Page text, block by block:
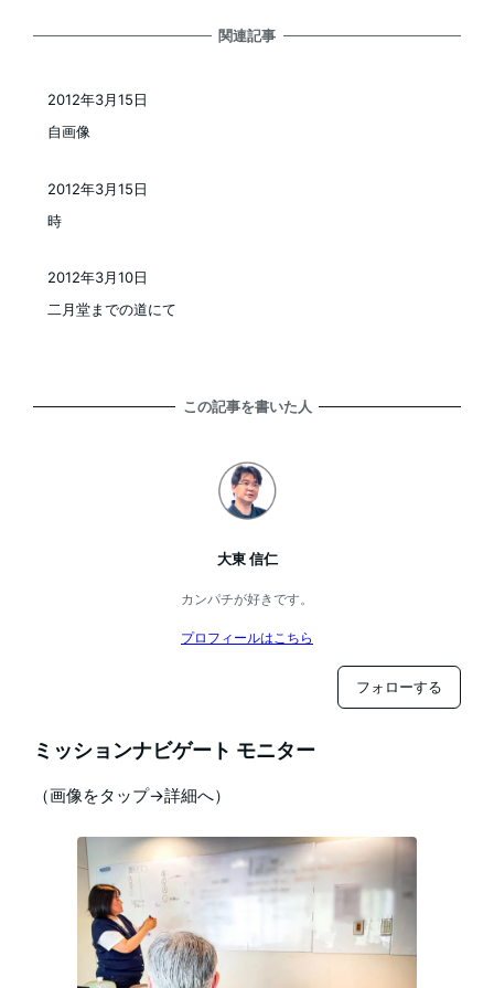
関連記事
自画像
2012年3月15日
時
投稿日
2012年3月15日
二月堂までの道にて
2012年3月10日
この記事を書いた人
大東 信仁
カンパチが好きです。
プロフィールはこちら
フォローする
ミッションナビゲート モニター
（画像をタップ→詳細へ）